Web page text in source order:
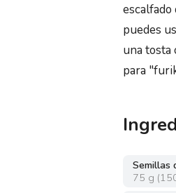
escalfado
puedes
una tosta
para
Semillas
75 g (